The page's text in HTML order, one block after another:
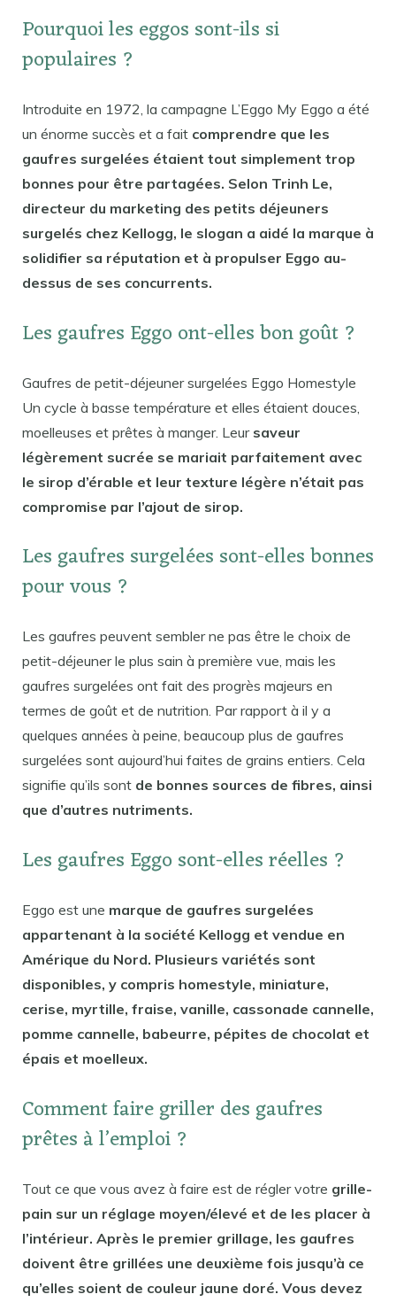
Pourquoi les eggos sont-ils si
populaires ?
Introduite en 1972, la campagne L’Eggo My Eggo a été
un énorme succès et a fait comprendre que les
gaufres surgelées étaient tout simplement trop
bonnes pour être partagées. Selon Trinh Le,
directeur du marketing des petits déjeuners
surgelés chez Kellogg, le slogan a aidé la marque à
solidifier sa réputation et à propulser Eggo au-
dessus de ses concurrents.
Les gaufres Eggo ont-elles bon goût ?
Gaufres de petit-déjeuner surgelées Eggo Homestyle
Un cycle à basse température et elles étaient douces,
moelleuses et prêtes à manger. Leur saveur
légèrement sucrée se mariait parfaitement avec
le sirop d’érable et leur texture légère n’était pas
compromise par l’ajout de sirop.
Les gaufres surgelées sont-elles bonnes
pour vous ?
Les gaufres peuvent sembler ne pas être le choix de
petit-déjeuner le plus sain à première vue, mais les
gaufres surgelées ont fait des progrès majeurs en
termes de goût et de nutrition. Par rapport à il y a
quelques années à peine, beaucoup plus de gaufres
surgelées sont aujourd’hui faites de grains entiers. Cela
signifie qu’ils sont de bonnes sources de fibres, ainsi
que d’autres nutriments.
Les gaufres Eggo sont-elles réelles ?
Eggo est une marque de gaufres surgelées
appartenant à la société Kellogg et vendue en
Amérique du Nord. Plusieurs variétés sont
disponibles, y compris homestyle, miniature,
cerise, myrtille, fraise, vanille, cassonade cannelle,
pomme cannelle, babeurre, pépites de chocolat et
épais et moelleux.
Comment faire griller des gaufres
prêtes à l’emploi ?
Tout ce que vous avez à faire est de régler votre grille-
pain sur un réglage moyen/élevé et de les placer à
l’intérieur. Après le premier grillage, les gaufres
doivent être grillées une deuxième fois jusqu’à ce
qu’elles soient de couleur jaune doré. Vous devez